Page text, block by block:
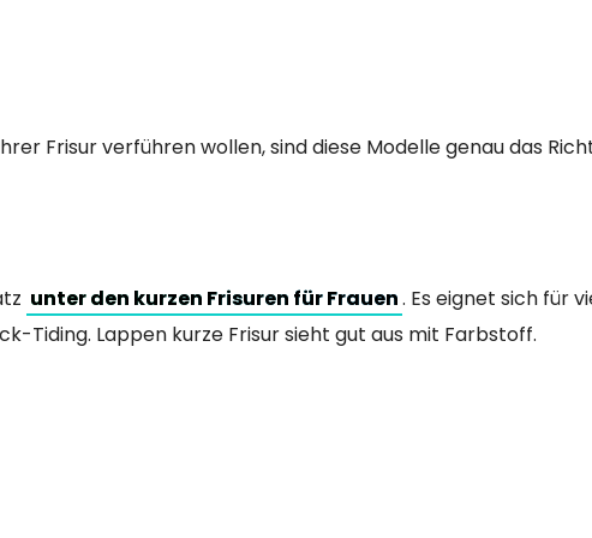
Frisur verführen wollen, sind diese Modelle genau das
unter den kurzen Frisuren für Frauen. Es eignet sich für
Tiding. Lappen kurze Frisur sieht gut aus mit Farbstoff.